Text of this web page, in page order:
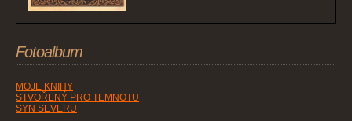
Fotoalbum
MOJE KNIHY
STVOŘENÝ PRO TEMNOTU
SYN SEVERU